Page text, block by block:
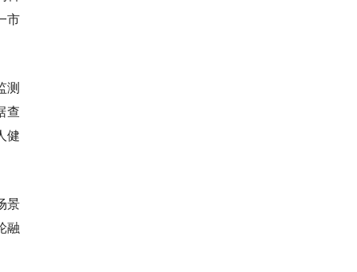
市
测
查
健
景
融